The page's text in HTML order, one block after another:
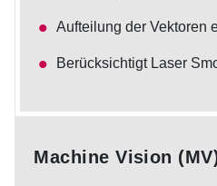
Aufteilung der Vektoren
Berücksichtigt Laser
Machine Vision